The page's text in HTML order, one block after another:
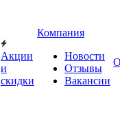
Акции
и
скидки
Компания
Новости
Отзывы
Вакансии